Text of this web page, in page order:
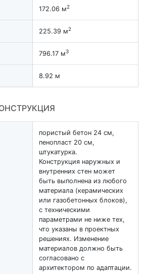
172.06 м2
225.39 м2
796.17 м3
8.92 м
пористый бетон 24 см,
пенопласт 20 см,
штукатурка.
Конструкция наружных и
внутренних стен может
быть выполнена из любого
материала (керамических
или газобетонных блоков),
с техническими
параметрами не ниже тех,
что указаны в проектных
решениях. Изменение
материалов должно быть
согласовано с
архитектором по адаптации.